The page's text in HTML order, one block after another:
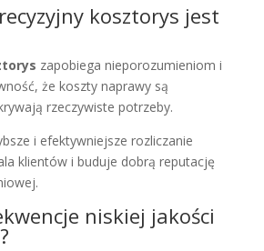
kosztorys jest
zapobiega nieporozumieniom i
że koszty naprawy są
rzeczywiste potrzeby.
i efektywniejsze rozliczanie
klientów i buduje dobrą reputację
niskiej jakości